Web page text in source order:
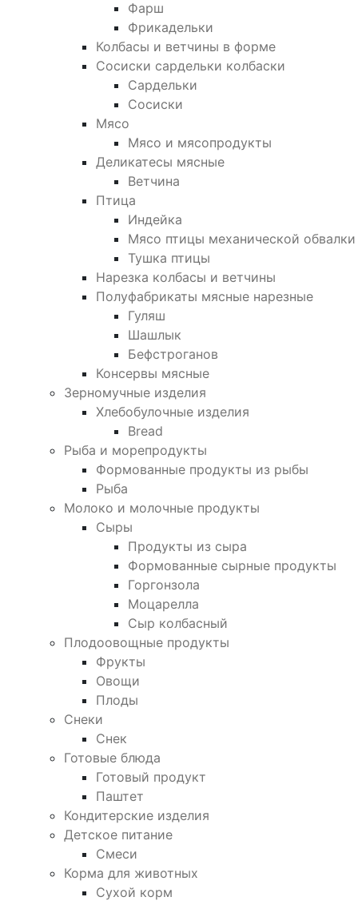
Фарш
Фрикадельки
Колбасы и ветчины в форме
Сосиски сардельки колбаски
Сардельки
Сосиски
Мясо
Мясо и мясопродукты
Деликатесы мясные
Ветчина
Птица
Индейка
Мясо птицы механической обвалки
Тушка птицы
Нарезка колбасы и ветчины
Полуфабрикаты мясные нарезные
Гуляш
Шашлык
Бефстроганов
Консервы мясные
Зерномучные изделия
Хлебобулочные изделия
Bread
Рыба и морепродукты
Формованные продукты из рыбы
Рыба
Молоко и молочные продукты
Сыры
Продукты из сыра
Формованные сырные продукты
Горгонзола
Моцарелла
Сыр колбасный
Плодоовощные продукты
Фрукты
Овощи
Плоды
Снеки
Снек
Готовые блюда
Готовый продукт
Паштет
Кондитерские изделия
Детское питание
Смеси
Корма для животных
Сухой корм